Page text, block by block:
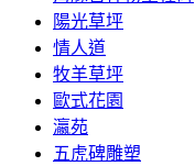
陽光草坪
情人道
牧羊草坪
歐式花園
瀛苑
五虎碑雕塑